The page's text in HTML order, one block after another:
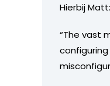
Hierbij Matt:
“The vast